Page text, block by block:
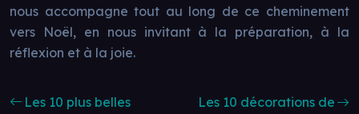
nous accompagne tout au long de ce cheminement
vers Noël, en nous invitant à la préparation, à la
réflexion et à la joie.
Les 10 plus belles
Les 10 décorations de